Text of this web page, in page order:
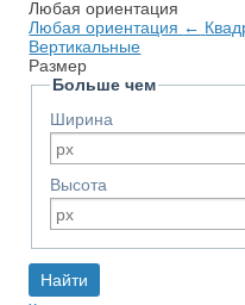
Любая ориентация
Любая ориентация ←
Вертикальные
Размер
Больше чем
Ширина
Высота